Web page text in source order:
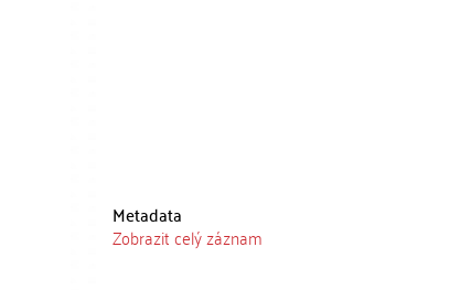
Metadata
Zobrazit celý záznam